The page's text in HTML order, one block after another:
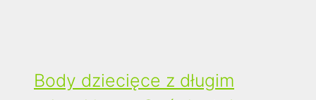
Body dziecięce z długim